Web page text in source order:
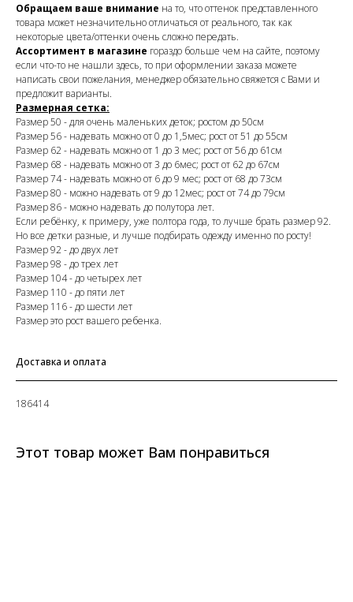
Обращаем ваше внимание на то, что оттенок представленного
товара может незначительно отличаться от реального, так как
некоторые цвета/оттенки очень сложно передать.
Ассортимент в магазине гораздо больше чем на сайте, поэтому
если что-то не нашли здесь, то при оформлении заказа можете
написать свои пожелания, менеджер обязательно свяжется с Вами и
предложит варианты.
Размерная сетка:
Размер 50 - для очень маленьких деток; ростом до 50см
Размер 56 - надевать можно от 0 до 1,5мес; рост от 51 до 55см
Размер 62 - надевать можно от 1 до 3 мес; рост от 56 до 61см
Размер 68 - надевать можно от 3 до 6мес; рост от 62 до 67см
Размер 74 - надевать можно от 6 до 9 мес; рост от 68 до 73см
Размер 80 - можно надевать от 9 до 12мес; рост от 74 до 79см
Размер 86 - можно надевать до полутора лет.
Если ребёнку, к примеру, уже полтора года, то лучше брать размер 92.
Но все детки разные, и лучше подбирать одежду именно по росту!
Размер 92 - до двух лет
Размер 98 - до трех лет
Размер 104 - до четырех лет
Размер 110 - до пяти лет
Размер 116 - до шести лет
Размер это рост вашего ребенка.
Доставка и оплата
186414
Этот товар может Вам понравиться